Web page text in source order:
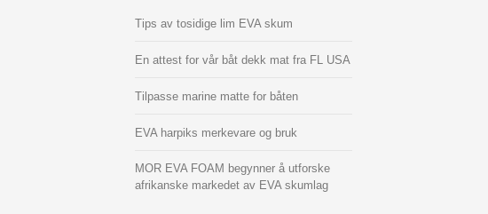
Tips av tosidige lim EVA skum
En attest for vår båt dekk mat fra FL USA
Tilpasse marine matte for båten
EVA harpiks merkevare og bruk
MOR EVA FOAM begynner å utforske
afrikanske markedet av EVA skumlag